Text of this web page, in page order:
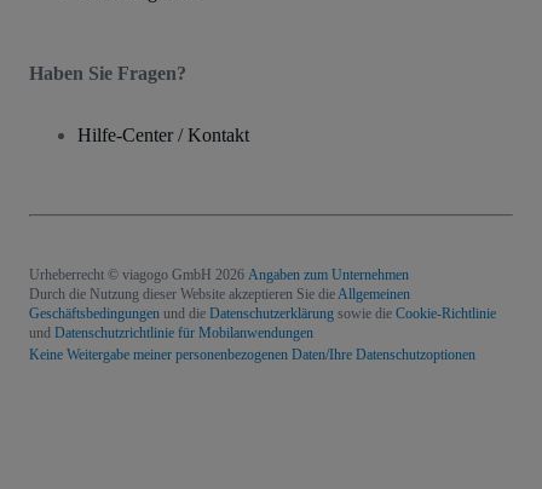
Haben Sie Fragen?
Hilfe-Center / Kontakt
Urheberrecht © viagogo GmbH 2026 Angaben zum Unternehmen
Durch die Nutzung dieser Website akzeptieren Sie dieAllgemeinen
Geschäftsbedingungen und die Datenschutzerklärung sowie die Cookie-Richtlinie
und Datenschutzrichtlinie für Mobilanwendungen
Keine Weitergabe meiner personenbezogenen Daten/Ihre Datenschutzoptionen